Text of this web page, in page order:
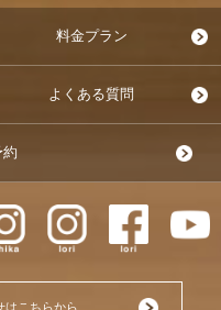
料金プラン
よくある質問
はこちらから